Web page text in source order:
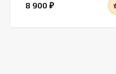
8 900 ₽